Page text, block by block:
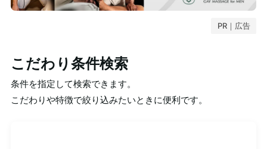
PR｜広告
こだわり条件検索
条件を指定して検索できます。
こだわりや特徴で絞り込みたいときに便利です。